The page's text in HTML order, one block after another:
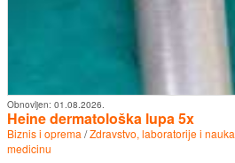
Obnovljen: 01.08.2026.
Heine dermatološka lupa 5x
Biznis i oprema /Zdravstvo, laboratorije i nauka
medicinu